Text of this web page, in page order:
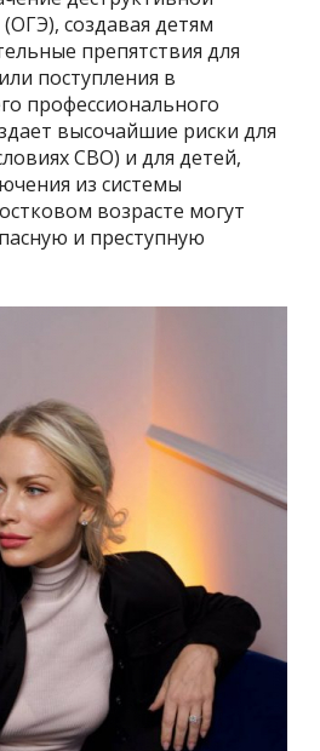
создавая детям
препятствия для
поступления в
профессионального
высочайшие риски для
СВО) и для детей,
из системы
возрасте могут
и преступную